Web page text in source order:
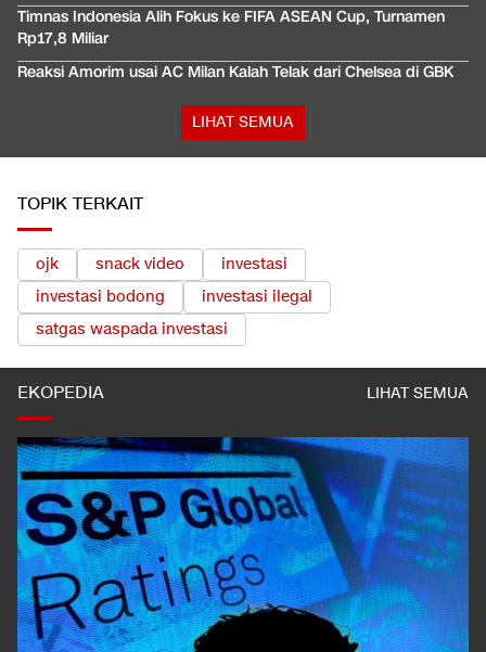
Timnas Indonesia Alih Fokus ke FIFA ASEAN Cup, Turnamen
Rp17,8 Miliar
Reaksi Amorim usai AC Milan Kalah Telak dari Chelsea di GBK
LIHAT SEMUA
TOPIK TERKAIT
ojk snack video
investasi
investasi bodong
investasi ilegal
satgas waspada investasi
EKOPEDIA LIHAT SEMUA